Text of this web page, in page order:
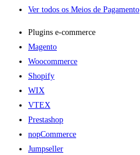
Ver todos os Meios de Pagamento
Plugins e-commerce​
Magento
Woocommerce
Shopify
WIX
VTEX
Prestashop
nopCommerce
Jumpseller